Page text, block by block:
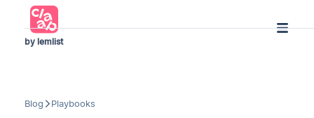
by lemlist
Blog Playbooks